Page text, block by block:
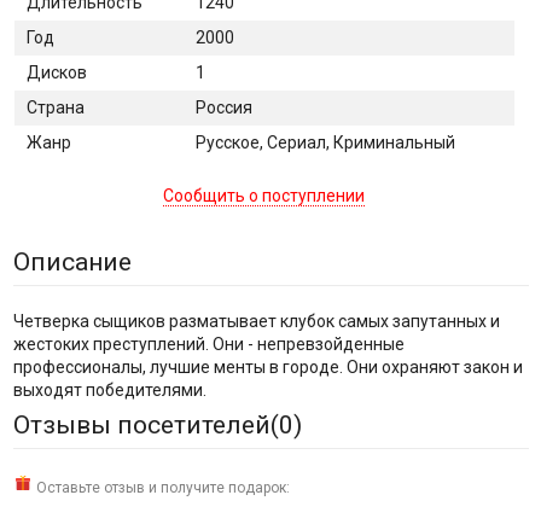
Год
2000
Дисков
1
Страна
Россия
Жанр
Русское, Сериал, Криминальный
Сообщить о поступлении
Описание
Четверка сыщиков разматывает клубок самых запутанных и
жестоких преступлений. Они - непревзойденные
профессионалы, лучшие менты в городе. Они охраняют закон и
выходят победителями.
Отзывы посетителей(0)
Оставьте отзыв и получите подарок: